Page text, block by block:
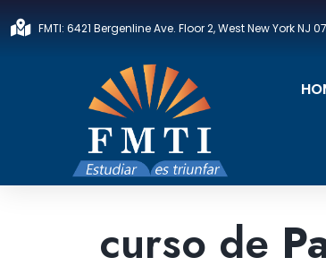
to
FMTI: 6421 Bergenline Ave. Floor 2, West New York NJ
curso de